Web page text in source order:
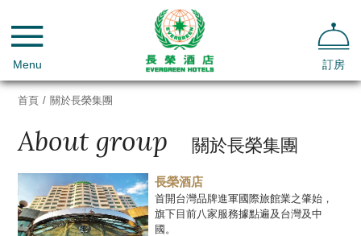
Menu 訂房
首頁 / 關於長榮集團
About group 關於長榮集團
長榮酒店
首開台灣品牌進軍國際旅館業之肇始，
旗下目前八家服務據點遍及台灣及中
國。